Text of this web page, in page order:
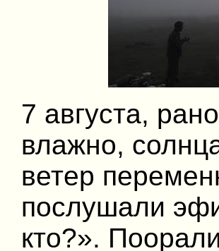
7 августа,
влажно,
ветер
послушали
кто?».